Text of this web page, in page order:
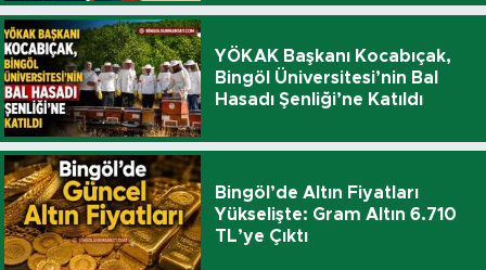
YÖKAK Başkanı Kocabıçak,
Bingöl Üniversitesi’nin Bal
Hasadı Şenliği’ne Katıldı
Bingöl’de Altın Fiyatları
Yükselişte: Gram Altın 6.710
TL’ye Çıktı